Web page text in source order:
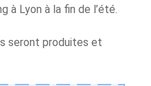
à Lyon à la fin de l’été.
seront produites et